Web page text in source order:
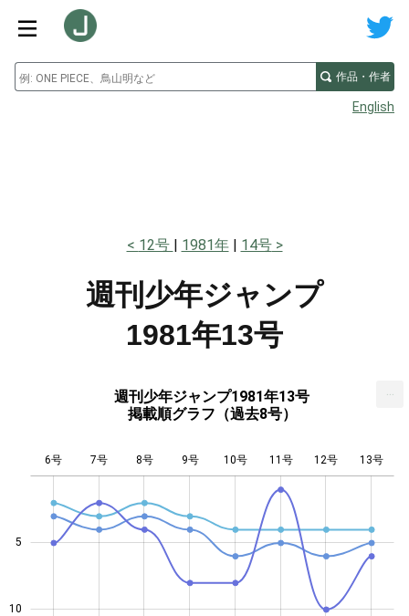
作品・作者
English
12号 1981年 14号
週刊少年ジャンプ
1981年13号
週刊少年ジャンプ1981年13号
掲載順グラフ（過去8号）
10
5
6号 7号 8号 9号 10号 11号 12号 13号